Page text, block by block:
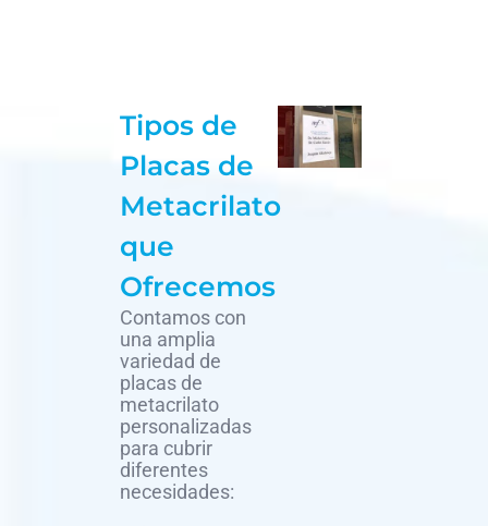
Tipos de
Placas de
Metacrilato
que
Ofrecemos
Contamos con
una amplia
variedad de
placas de
metacrilato
personalizadas
para cubrir
diferentes
necesidades: